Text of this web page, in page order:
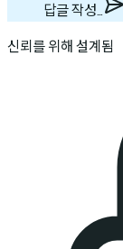
답글 작성...
신뢰를 위해 설계됨